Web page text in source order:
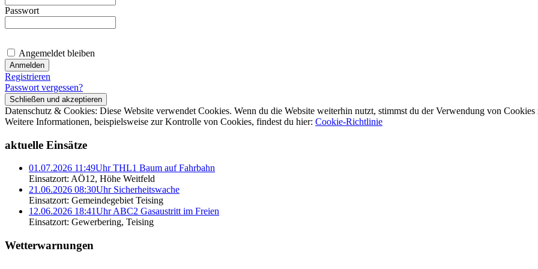
Passwort
Angemeldet bleiben
Registrieren
Passwort vergessen?
Datenschutz & Cookies: Diese Website verwendet Cookies. Wenn du die Website weiterhin nutzt, stimmst du der Verwendung von Cookies
Weitere Informationen, beispielsweise zur Kontrolle von Cookies, findest du hier: Cookie-Richtlinie
aktuelle Einsätze
01.07.2026 11:49Uhr THL1 Baum auf Fahrbahn
Einsatzort: AÖ12, Höhe Weitfeld
21.06.2026 08:30Uhr Sicherheitswache
Einsatzort: Gemeindegebiet Teising
12.06.2026 18:41Uhr ABC2 Gasaustritt im Freien
Einsatzort: Gewerbering, Teising
Wetterwarnungen